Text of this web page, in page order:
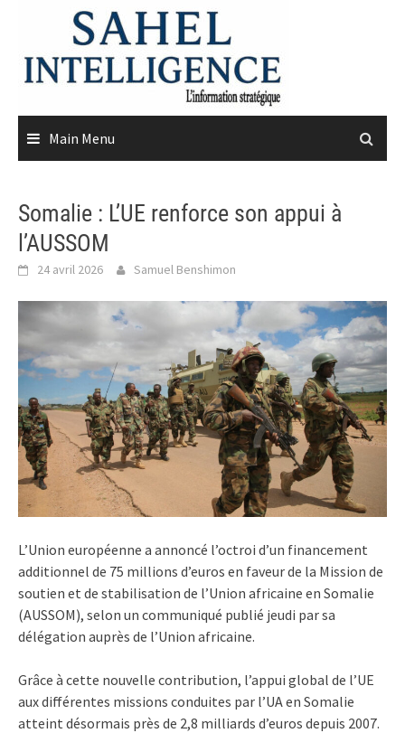
content
Main Menu
Somalie : L’UE renforce son appui à
l’AUSSOM
24 avril 2026 Samuel Benshimon
L’Union européenne a annoncé l’octroi d’un financement
additionnel de 75 millions d’euros en faveur de la Mission de
soutien et de stabilisation de l’Union africaine en Somalie
(AUSSOM), selon un communiqué publié jeudi par sa
délégation auprès de l’Union africaine.
Grâce à cette nouvelle contribution, l’appui global de l’UE
aux différentes missions conduites par l’UA en Somalie
atteint désormais près de 2,8 milliards d’euros depuis 2007.